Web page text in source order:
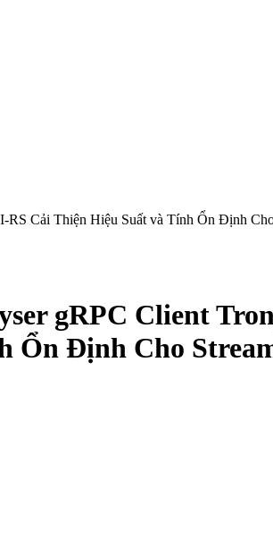
Cải Thiện Hiệu Suất và Tính Ổn Định
gRPC Client
Ổn Định Cho